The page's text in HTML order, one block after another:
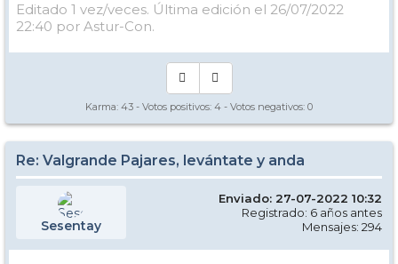
Editado 1 vez/veces. Última edición el 26/07/2022
22:40 por Astur-Con.
Karma: 43 - Votos positivos: 4 - Votos negativos: 0
Re: Valgrande Pajares, levántate y anda
Sesentay
Enviado: 27-07-2022 10:32
Registrado: 6 años antes
Mensajes: 294